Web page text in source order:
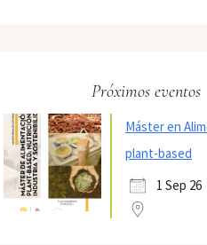
Próximos eventos
Máster en
plant-based
1 Sep 26